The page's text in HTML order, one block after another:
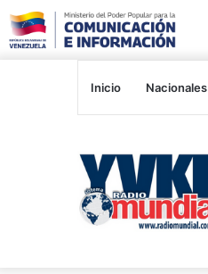
Inicio Nacionales